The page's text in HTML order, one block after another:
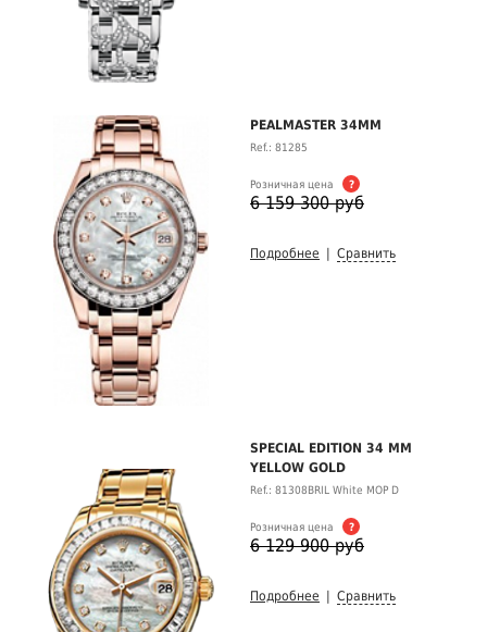
PEALMASTER 34MM
Ref.: 81285
Розничная цена ?
6 159 300 руб
Подробнее Сравнить
SPECIAL EDITION 34 MM
YELLOW GOLD
Ref.: 81308BRIL White MOP D
Розничная цена ?
6 129 900 руб
Подробнее Сравнить